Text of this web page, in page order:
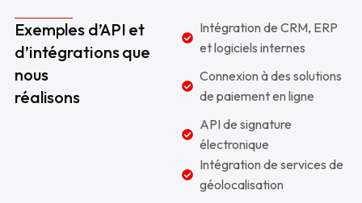
Exemples d’API et
d’intégrations que
nous
réalisons
Intégration de CRM, ERP
et logiciels internes
Connexion à des solutions
de paiement en ligne
API de signature
électronique
Intégration de services de
géolocalisation